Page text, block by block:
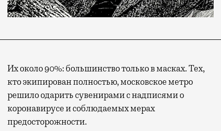
Их около 90%: большинство только в масках. Тех,
кто экипирован полностью, московское метро
решило одарить сувенирами с надписями о
коронавирусе и соблюдаемых мерах
предосторожности.